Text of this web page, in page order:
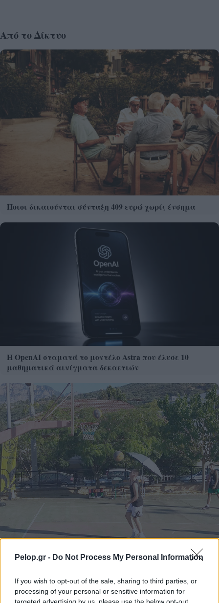
Pelop.gr - Do Not Process My Personal Information
If you wish to opt-out of the sale, sharing to third parties, or
processing of your personal or sensitive information for
Από το Δίκτυο
Ποιοι δικαιούνται σύνταξη 409 ευρώ χωρίς ένσημα
Η OpenAI σταματά το μοντέλο Astra που έλυσε 10
μαθηματικά αινίγματα δεκαετιών
Το 5ο Τουρνουά 3on3 στην Ακράτα – Παρών ο Γιώργος